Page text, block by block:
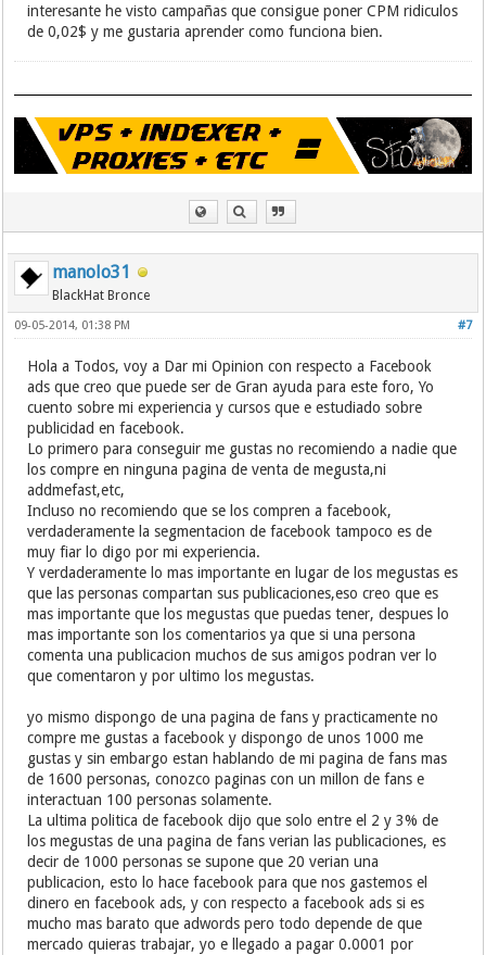
interesante he visto campañas que consigue poner CPM ridiculos
de 0,02$ y me gustaria aprender como funciona bien.
manolo31
BlackHat Bronce
#7
09-05-2014, 01:38 PM
Hola a Todos, voy a Dar mi Opinion con respecto a Facebook
ads que creo que puede ser de Gran ayuda para este foro, Yo
cuento sobre mi experiencia y cursos que e estudiado sobre
publicidad en facebook.
Lo primero para conseguir me gustas no recomiendo a nadie que
los compre en ninguna pagina de venta de megusta,ni
addmefast,etc,
Incluso no recomiendo que se los compren a facebook,
verdaderamente la segmentacion de facebook tampoco es de
muy fiar lo digo por mi experiencia.
Y verdaderamente lo mas importante en lugar de los megustas es
que las personas compartan sus publicaciones,eso creo que es
mas importante que los megustas que puedas tener, despues lo
mas importante son los comentarios ya que si una persona
comenta una publicacion muchos de sus amigos podran ver lo
que comentaron y por ultimo los megustas.
yo mismo dispongo de una pagina de fans y practicamente no
compre me gustas a facebook y dispongo de unos 1000 me
gustas y sin embargo estan hablando de mi pagina de fans mas
de 1600 personas, conozco paginas con un millon de fans e
interactuan 100 personas solamente.
La ultima politica de facebook dijo que solo entre el 2 y 3% de
los megustas de una pagina de fans verian las publicaciones, es
decir de 1000 personas se supone que 20 verian una
publicacion, esto lo hace facebook para que nos gastemos el
dinero en facebook ads, y con respecto a facebook ads si es
mucho mas barato que adwords pero todo depende de que
mercado quieras trabajar, yo e llegado a pagar 0.0001 por